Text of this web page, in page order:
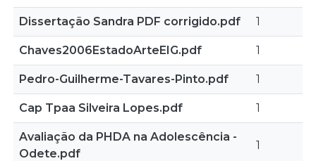
Dissertação Sandra PDF corrigido.pdf 1
Chaves2006EstadoArteEIG.pdf 1
Pedro-Guilherme-Tavares-Pinto.pdf 1
Cap Tpaa Silveira Lopes.pdf 1
Avaliação da PHDA na Adolescência -
Odete.pdf
1